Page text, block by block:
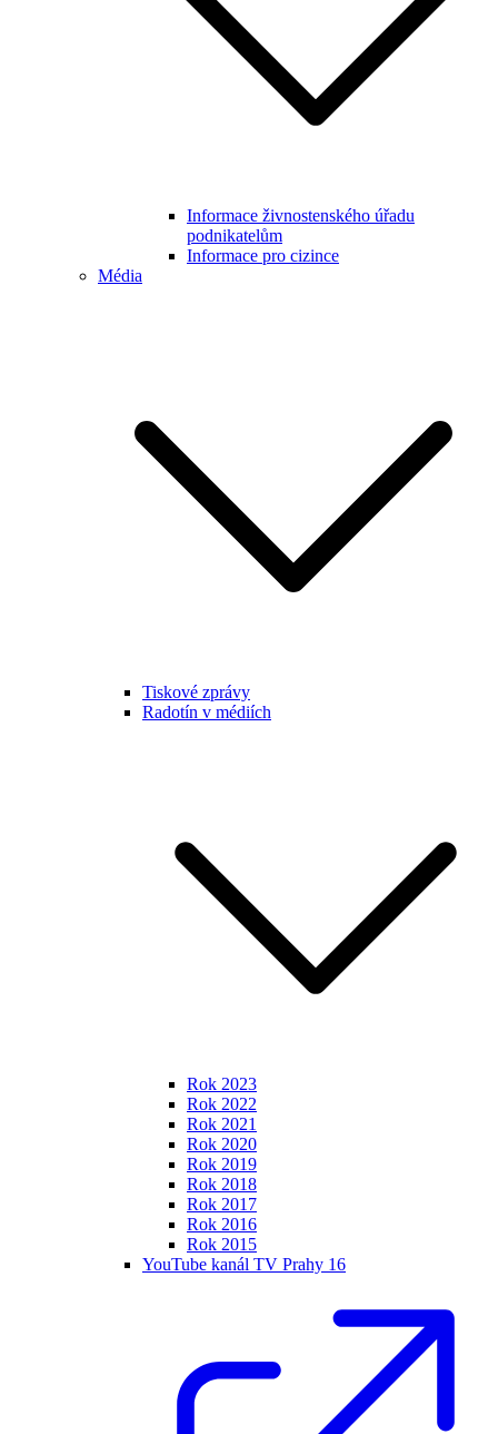
Informace živnostenského úřadu
podnikatelům
Informace pro cizince
Média
Tiskové zprávy
Radotín v médiích
Rok 2023
Rok 2022
Rok 2021
Rok 2020
Rok 2019
Rok 2018
Rok 2017
Rok 2016
Rok 2015
YouTube kanál TV Prahy 16